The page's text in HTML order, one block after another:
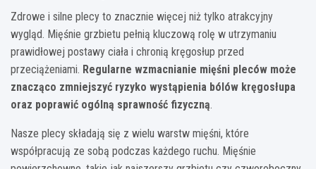
Zdrowe i silne plecy to znacznie więcej niż tylko atrakcyjny
wygląd. Mięśnie grzbietu pełnią kluczową rolę w utrzymaniu
prawidłowej postawy ciała i chronią kręgosłup przed
przeciążeniami. Regularne wzmacnianie mięśni pleców może
znacząco zmniejszyć ryzyko wystąpienia bólów kręgosłupa
oraz poprawić ogólną sprawność fizyczną.
Nasze plecy składają się z wielu warstw mięśni, które
współpracują ze sobą podczas każdego ruchu. Mięśnie